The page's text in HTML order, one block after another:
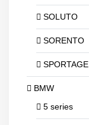
SOLUTO
SORENTO
SPORTAGE
BMW
5 series